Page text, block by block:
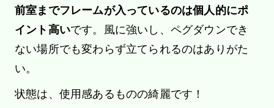
前室までフレームが入っているのは個人的にポ
イント高いです。風に強いし、ペグダウンでき
ない場所でも変わらず立てられるのはありがた
い。
状態は、使用感あるものの綺麗です！